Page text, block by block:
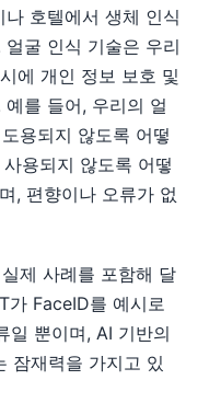
호텔에서 생체 인식
굴 인식 기술은 우리
에 개인 정보 보호 및
를 들어, 우리의 얼
용되지 않도록 어떻
용되지 않도록 어떻
, 편향이나 오류가 없
제 사례를 포함해 달
가 FaceID를 예시로
일 뿐이며, AI 기반의
잠재력을 가지고 있